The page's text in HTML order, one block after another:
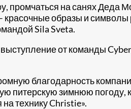
промчаться на санях Деда
образы и символы
Sila Sveta.
от команды
благодарность
питерскую зимнюю погоду,
технику Christie».